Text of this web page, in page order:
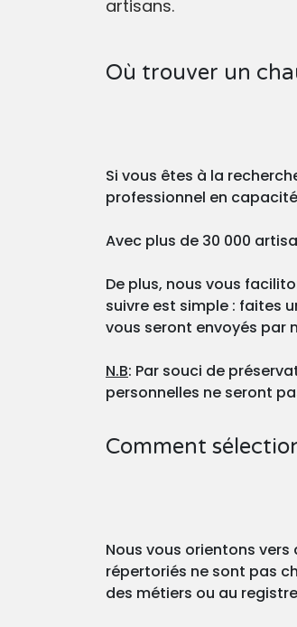
artisans.
Où trouver un
Si vous êtes à la
professionnel en
Avec plus de 30 000
De plus, nous vous
suivre est simple : faites
vous seront envoyés par
N.B: Par souci de
personnelles ne seront
Comment
Nous vous orientons
répertoriés ne sont pas
des métiers ou au